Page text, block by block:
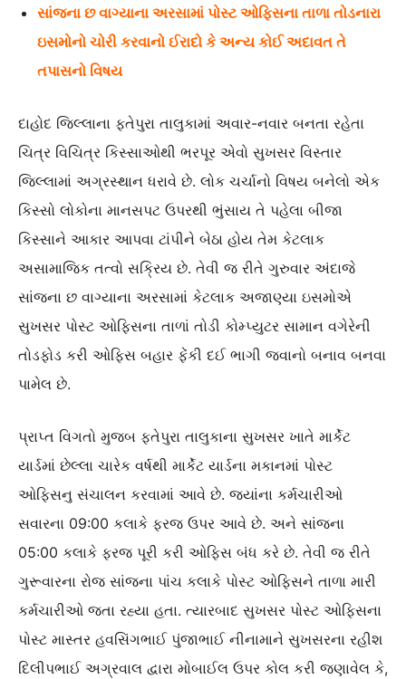
સાંજના છ વાગ્યાના અરસામાં પોસ્ટ ઓફિસના તાળા તોડનારા
ઇસમોનો ચોરી કરવાનો ઈરાદો કે અન્ય કોઈ અદાવત તે
તપાસનો વિષય
દાહોદ જિલ્લાના ફતેપુરા તાલુકામાં અવાર-નવાર બનતા રહેતા
ચિત્ર વિચિત્ર કિસ્સાઓથી ભરપૂર એવો સુખસર વિસ્તાર
જિલ્લામાં અગ્રસ્થાન ધરાવે છે. લોક ચર્ચાનો વિષય બનેલો એક
કિસ્સો લોકોના માનસપટ ઉપરથી ભુંસાય તે પહેલા બીજા
કિસ્સાને આકાર આપવા ટાંપીને બેઠા હોય તેમ કેટલાક
અસામાજિક તત્વો સક્રિય છે. તેવી જ રીતે ગુરુવાર અંદાજે
સાંજના છ વાગ્યાના અરસામાં કેટલાક અજાણ્યા ઇસમોએ
સુખસર પોસ્ટ ઓફિસના તાળાં તોડી કોમ્પ્યુટર સામાન વગેરેની
તોડફોડ કરી ઓફિસ બહાર ફેંકી દઈ ભાગી જવાનો બનાવ બનવા
પામેલ છે.
પ્રાપ્ત વિગતો મુજબ ફતેપુરા તાલુકાના સુખસર ખાતે માર્કેટ
યાર્ડમાં છેલ્લા ચારેક વર્ષથી માર્કેટ યાર્ડના મકાનમાં પોસ્ટ
ઓફિસનુ સંચાલન કરવામાં આવે છે. જ્યાંના કર્મચારીઓ
સવારના 09:00 કલાકે ફરજ ઉપર આવે છે. અને સાંજના
05:00 કલાકે ફરજ પૂરી કરી ઓફિસ બંધ કરે છે. તેવી જ રીતે
ગુરૂવારના રોજ સાંજના પાંચ કલાકે પોસ્ટ ઓફિસને તાળા મારી
કર્મચારીઓ જતા રહ્યા હતા. ત્યારબાદ સુખસર પોસ્ટ ઓફિસના
પોસ્ટ માસ્તર હવસિંગભાઈ પુંજાભાઈ નીનામાને સુખસરના રહીશ
દિલીપભાઈ અગ્રવાલ દ્વારા મોબાઈલ ઉપર કોલ કરી જણાવેલ કે,